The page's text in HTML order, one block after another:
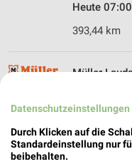
Heute
393,44 km
Müller
97922 Lauda
Heute
417,59 km
Datenschutzeinstellungen
Durch Klicken auf die
Standardeinstellung nur
beibehalten.